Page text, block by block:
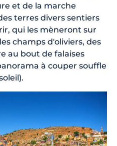
et de la marche
terres divers sentiers
qui les mèneront sur
champs d'oliviers, des
au bout de falaises
à couper souffle